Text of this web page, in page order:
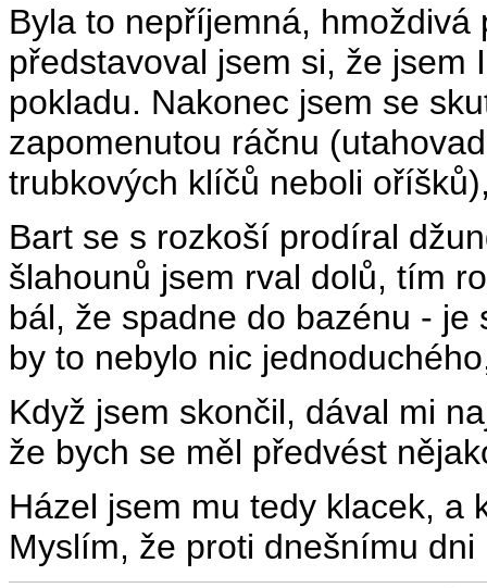
Byla to nepříjemná,
představoval jsem si, že
pokladu. Nakonec jsem se
zapomenutou ráčnu
trubkových klíčů neboli
Bart se s rozkoší prodíral
šlahounů jsem rval dolů, tím
bál, že spadne do bazénu -
by to nebylo nic
Když jsem skončil, dával mi
že bych se měl předvést
Házel jsem mu tedy klacek, a
Myslím, že proti dnešnímu